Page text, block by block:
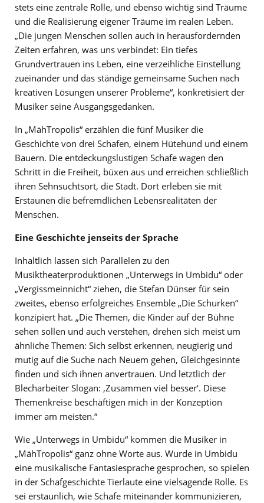
stets eine zentrale Rolle, und ebenso wichtig sind Träume
und die Realisierung eigener Träume im realen Leben.
„Die jungen Menschen sollen auch in herausfordernden
Zeiten erfahren, was uns verbindet: Ein tiefes
Grundvertrauen ins Leben, eine verzeihliche Einstellung
zueinander und das ständige gemeinsame Suchen nach
kreativen Lösungen unserer Probleme“, konkretisiert der
Musiker seine Ausgangsgedanken.
In „MähTropolis“ erzählen die fünf Musiker die
Geschichte von drei Schafen, einem Hütehund und einem
Bauern. Die entdeckungslustigen Schafe wagen den
Schritt in die Freiheit, büxen aus und erreichen schließlich
ihren Sehnsuchtsort, die Stadt. Dort erleben sie mit
Erstaunen die befremdlichen Lebensrealitäten der
Menschen.
Eine Geschichte jenseits der Sprache
Inhaltlich lassen sich Parallelen zu den
Musiktheaterproduktionen „Unterwegs in Umbidu“ oder
„Vergissmeinnicht“ ziehen, die Stefan Dünser für sein
zweites, ebenso erfolgreiches Ensemble „Die Schurken“
konzipiert hat. „Die Themen, die Kinder auf der Bühne
sehen sollen und auch verstehen, drehen sich meist um
ähnliche Themen: Sich selbst erkennen, neugierig und
mutig auf die Suche nach Neuem gehen, Gleichgesinnte
finden und sich ihnen anvertrauen. Und letztlich der
Blecharbeiter Slogan: ‚Zusammen viel besser‘. Diese
Themenkreise beschäftigen mich in der Konzeption
immer am meisten.“
Wie „Unterwegs in Umbidu“ kommen die Musiker in
„MähTropolis“ ganz ohne Worte aus. Wurde in Umbidu
eine musikalische Fantasiesprache gesprochen, so spielen
in der Schafgeschichte Tierlaute eine vielsagende Rolle. Es
sei erstaunlich, wie Schafe miteinander kommunizieren,